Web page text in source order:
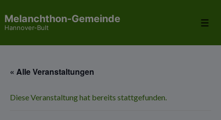
Zum
Melanchthon-Gemeinde
Hannover-Bult
« Alle Veranstaltungen
Diese Veranstaltung hat bereits stattgefunden.